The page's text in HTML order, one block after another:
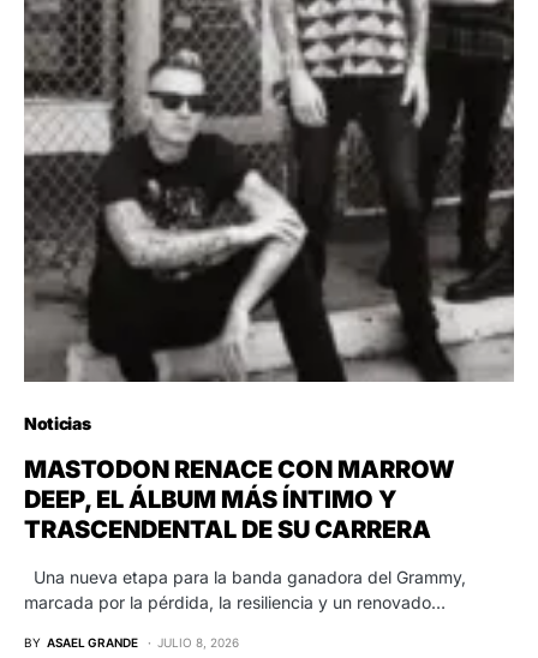
Noticias
MASTODON RENACE CON MARROW
DEEP, EL ÁLBUM MÁS ÍNTIMO Y
TRASCENDENTAL DE SU CARRERA
Una nueva etapa para la banda ganadora del Grammy,
marcada por la pérdida, la resiliencia y un renovado…
BY ASAEL GRANDE JULIO 8, 2026